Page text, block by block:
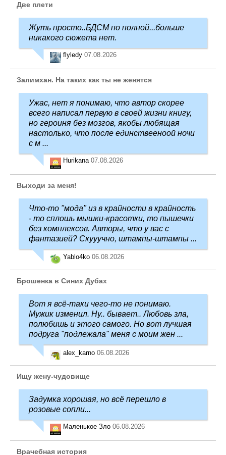
Две плети
Жуть просто..БДСМ по полной...больше
никакого сюжета нет.
flyledy 07.08.2026
Залимхан. На таких как ты не женятся
Ужас, нет я понимаю, что автор скорее
всего написал первую в своей жизни книгу,
но героиня без мозгов, якобы любящая
настолько, что после единствееноой ночи
с м ...
Hurikana 07.08.2026
Выходи за меня!
Что-то "мода" из в крайности в крайность
- то сплошь мышки-красотки, то пышечки
без комплексов. Авторы, что у вас с
фантазией? Скууучно, штампы-штампы ...
Yablo4ko 06.08.2026
Брошенка в Синих Дубах
Вот я всё-таки чего-то не понимаю.
Мужик изменил. Ну.. бывает.. Любовь зла,
полюбишь и этого самого. Но вот лучшая
подруга "подлежала" меня с моим жен ...
alex_karno 06.08.2026
Ищу жену-чудовище
Задумка хорошая, но всё перешло в
розовые сопли...
Маленькое Зло 06.08.2026
Врачебная история